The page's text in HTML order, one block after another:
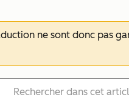
ne sont donc pas